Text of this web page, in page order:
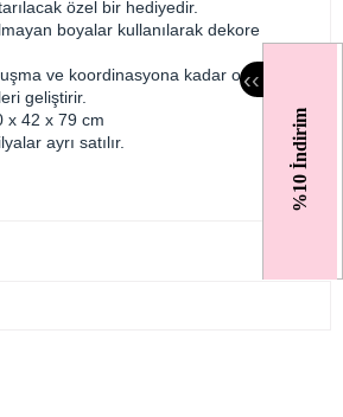
%10 İndirim
‹‹
özel bir hediyedir.
boyalar kullanılarak dekore
ve koordinasyona kadar oyun
geliştirir.
x 42 x 79 cm
ayrı satılır.